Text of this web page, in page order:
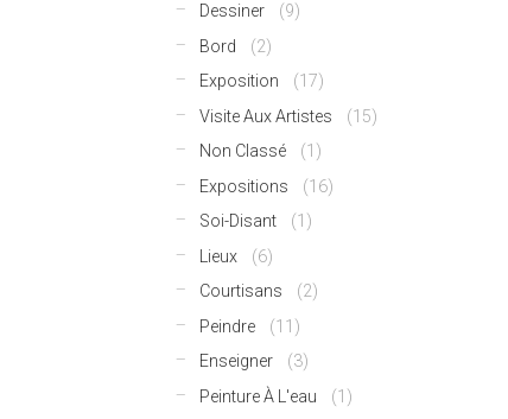
Dessiner
(9)
Bord
(2)
Exposition
(17)
Visite Aux Artistes
(15)
Non Classé
(1)
Expositions
(16)
Soi-Disant
(1)
Lieux
(6)
Courtisans
(2)
Peindre
(11)
Enseigner
(3)
Peinture À L'eau
(1)